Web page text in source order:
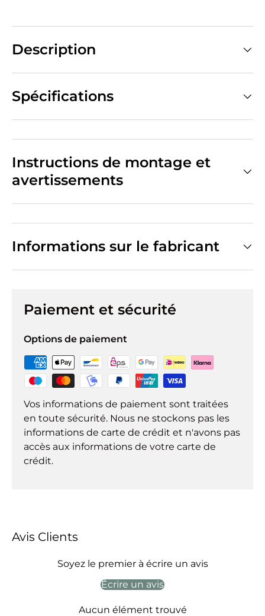
Description
Spécifications
Instructions de montage et
avertissements
Informations sur le fabricant
Paiement et sécurité
Options de paiement
Vos informations de paiement sont traitées
en toute sécurité. Nous ne stockons pas les
informations de carte de crédit et n'avons pas
accès aux informations de votre carte de
crédit.
Avis Clients
Soyez le premier à écrire un avis
Écrire un avis
Aucun élément trouvé